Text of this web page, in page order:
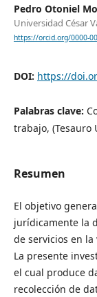
Pedro Otoniel
Universidad César
https://orcid.org/0000-
DOI: https://
Palabras clave:
trabajo, (Tesauro
Resumen
El objetivo
jurídicamente la
de servicios en
La presente
el cual produce
recolección de